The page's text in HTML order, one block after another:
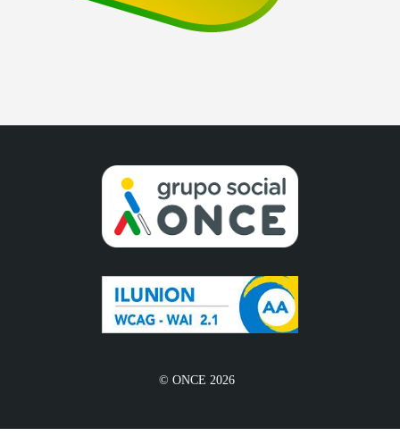
© ONCE 2026